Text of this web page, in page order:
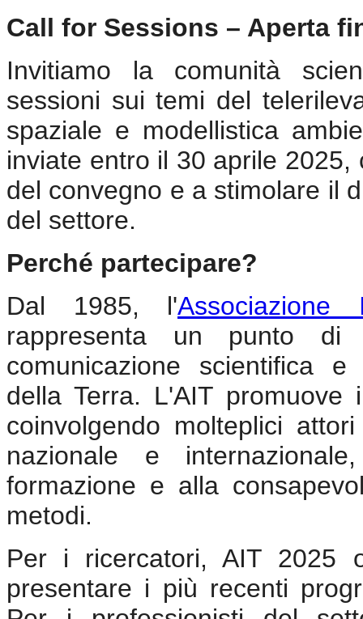
Call for Sessions – Aperta
Invitiamo la comunità
sessioni sui temi del
spaziale e modellistica
inviate entro il 30 aprile
del convegno e a stimolare il
del settore.
Perché partecipare?
Dal 1985, l'
rappresenta un punto di
comunicazione scientifica
della Terra. L'AIT
coinvolgendo molteplici
nazionale e
formazione e alla
metodi.
Per i ricercatori, AIT 2025
presentare i più recenti